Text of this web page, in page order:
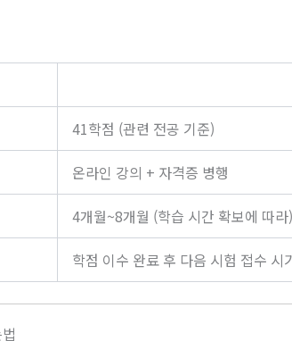
41학점 (관련 전공 기준)
온라인 강의 + 자격증 병행
4개월~8개월 (학습 시간 확보에 따라)
학점 이수 완료 후 다음 시험 접수 시